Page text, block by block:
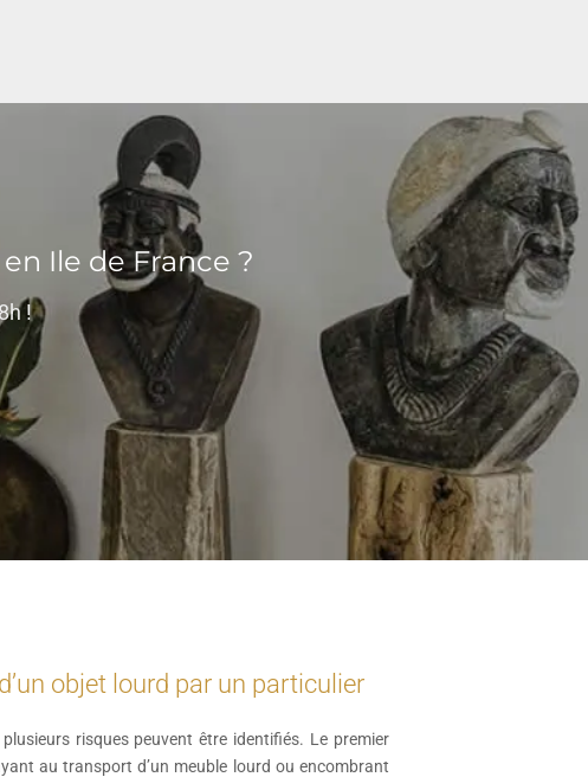
Ile de France ?
!
objet lourd par un particulier
risques peuvent être identifiés. Le premier
au transport d’un meuble lourd ou encombrant